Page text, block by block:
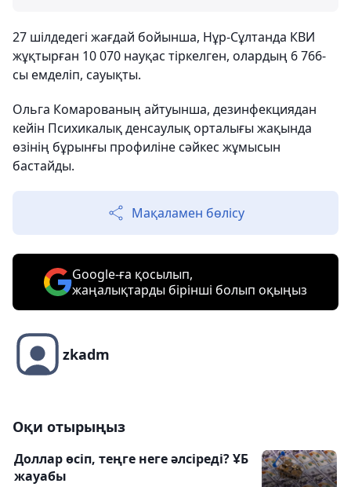
27 шілдедегі жағдай бойынша, Нұр-Сұлтанда КВИ
жұқтырған 10 070 науқас тіркелген, олардың 6 766-
сы емделіп, сауықты.
Ольга Комарованың айтуынша, дезинфекциядан
кейін Психикалық денсаулық орталығы жақында
өзінің бұрынғы профиліне сәйкес жұмысын
бастайды.
Мақаламен бөлісу
Google-ға қосылып,
жаңалықтарды бірінші болып оқыңыз
zkadm
Оқи отырыңыз
Доллар өсіп, теңге неге әлсіреді? ҰБ
жауабы